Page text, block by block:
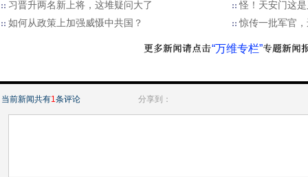
习晋升两名新上将，这堆疑问大了
怪！天安门这
如何从政策上加强威慑中共国？
惊传一批军官
“万维专栏”
当前新闻共有1条评论 分享到：